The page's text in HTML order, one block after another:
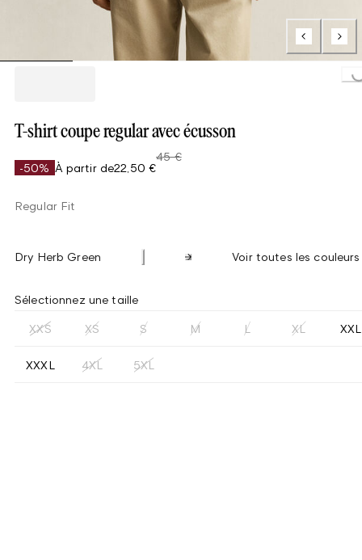
Loading...
T-shirt coupe regular avec écusson
-50% À partir de22,50 €
45 €
Regular Fit
Dry Herb Green Voir toutes les couleurs
Sélectionnez une taille
XXS XS S M L XL XXL
XXXL 4XL 5XL